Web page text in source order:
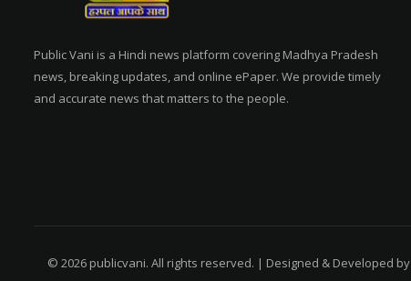
Public Vani is a Hindi news platform covering Madhya Pradesh
news, breaking updates, and online ePaper. We provide timely
and accurate news that matters to the people.
© 2026 publicvani. All rights reserved. | Designed & Developed by